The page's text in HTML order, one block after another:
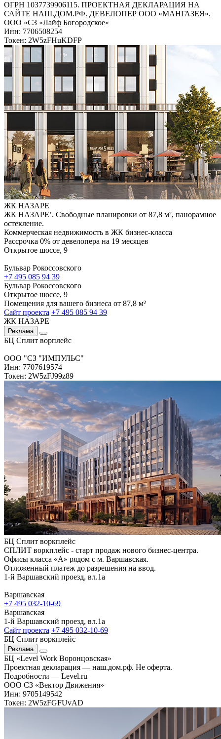
ОГРН 1037739906115. ПРОЕКТНАЯ ДЕКЛАРАЦИЯ НА
САЙТЕ НАШ.ДОМ.РФ. ДЕВЕЛОПЕР ООО «МАНГАЗЕЯ».
ООО «СЗ «Лайф Богородское»
Инн: 7706508254
Токен: 2W5zFHuKDFP
ЖК НАЗАРЕ
ЖК НАЗАРЕ’. Свободные планировки от 87,8 м², панорамное
остекление.
Коммерческая недвижимость в ЖК бизнес-класса
Рассрочка 0% от девелопера на 19 месяцев
Открытое шоссе, 9
Бульвар Рокоссовского
+7 495 085 94 39
Бульвар Рокоссовского
Открытое шоссе, 9
Помещения для вашего бизнеса от 87,8 м²
Сайт проекта +7 495 085 94 39
ЖК НАЗАРЕ
Реклама
БЦ Сплит ворплейс
ООО "СЗ "ИМПУЛЬС"
Инн: 7707619574
Токен: 2W5zFJ99z89
БЦ Сплит воркплейс
СПЛИТ воркплейс - старт продаж нового бизнес-центра.
Офисы класса «А» рядом с м. Варшавская.
Отложенный платеж до разрешения на ввод.
1-й Варшавский проезд, вл.1а
Варшавская
+7 495 032-10-69
Варшавская
1-й Варшавский проезд, вл.1а
Сайт проекта +7 495 032-10-69
БЦ Сплит воркплейс
Реклама
БЦ «Level Work Воронцовская»‎
Проектная декларация — наш.дом.рф. Не оферта.
Подробности — Level.ru
ООО СЗ «Вектор Движения»
Инн: 9705149542
Токен: 2W5zFGFUvAD